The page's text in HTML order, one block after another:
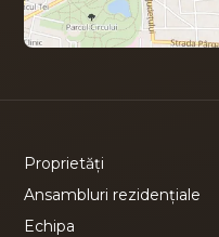
Proprietăți
Ansambluri rezidențiale
Echipa